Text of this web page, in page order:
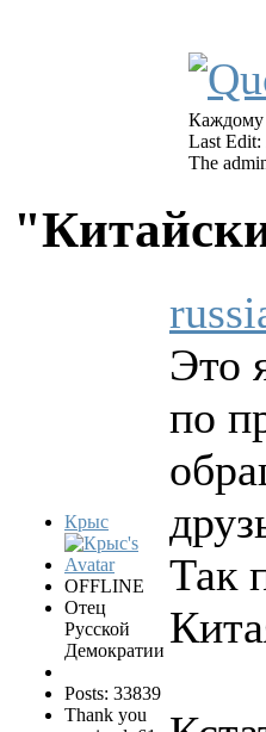
Каждому
Last
The
Крыс
OFFLINE
Отец
Русской
Демократии
Posts: 33839
Thank you
Это
по
Так